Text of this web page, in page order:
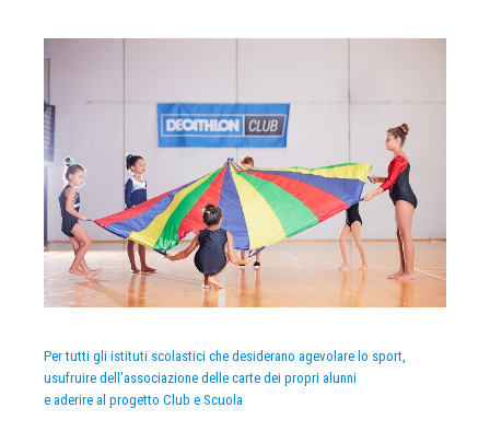
Per tutti gli istituti scolastici che desiderano agevolare lo sport,
usufruire dell’associazione delle carte dei propri alunni
e aderire al progetto Club e Scuola